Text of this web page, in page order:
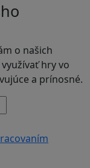
o našich
hry vo
a prínosné.